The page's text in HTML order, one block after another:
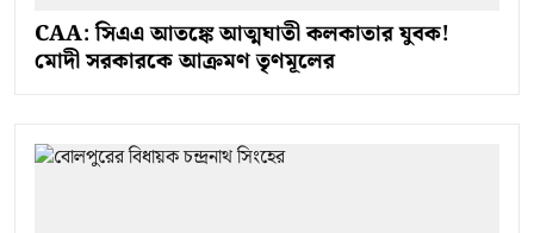
CAA: সিএএ আতঙ্কে আত্মঘাতী কলকাতার যুবক!
মোদী সরকারকে আক্রমণ তৃণমূলের